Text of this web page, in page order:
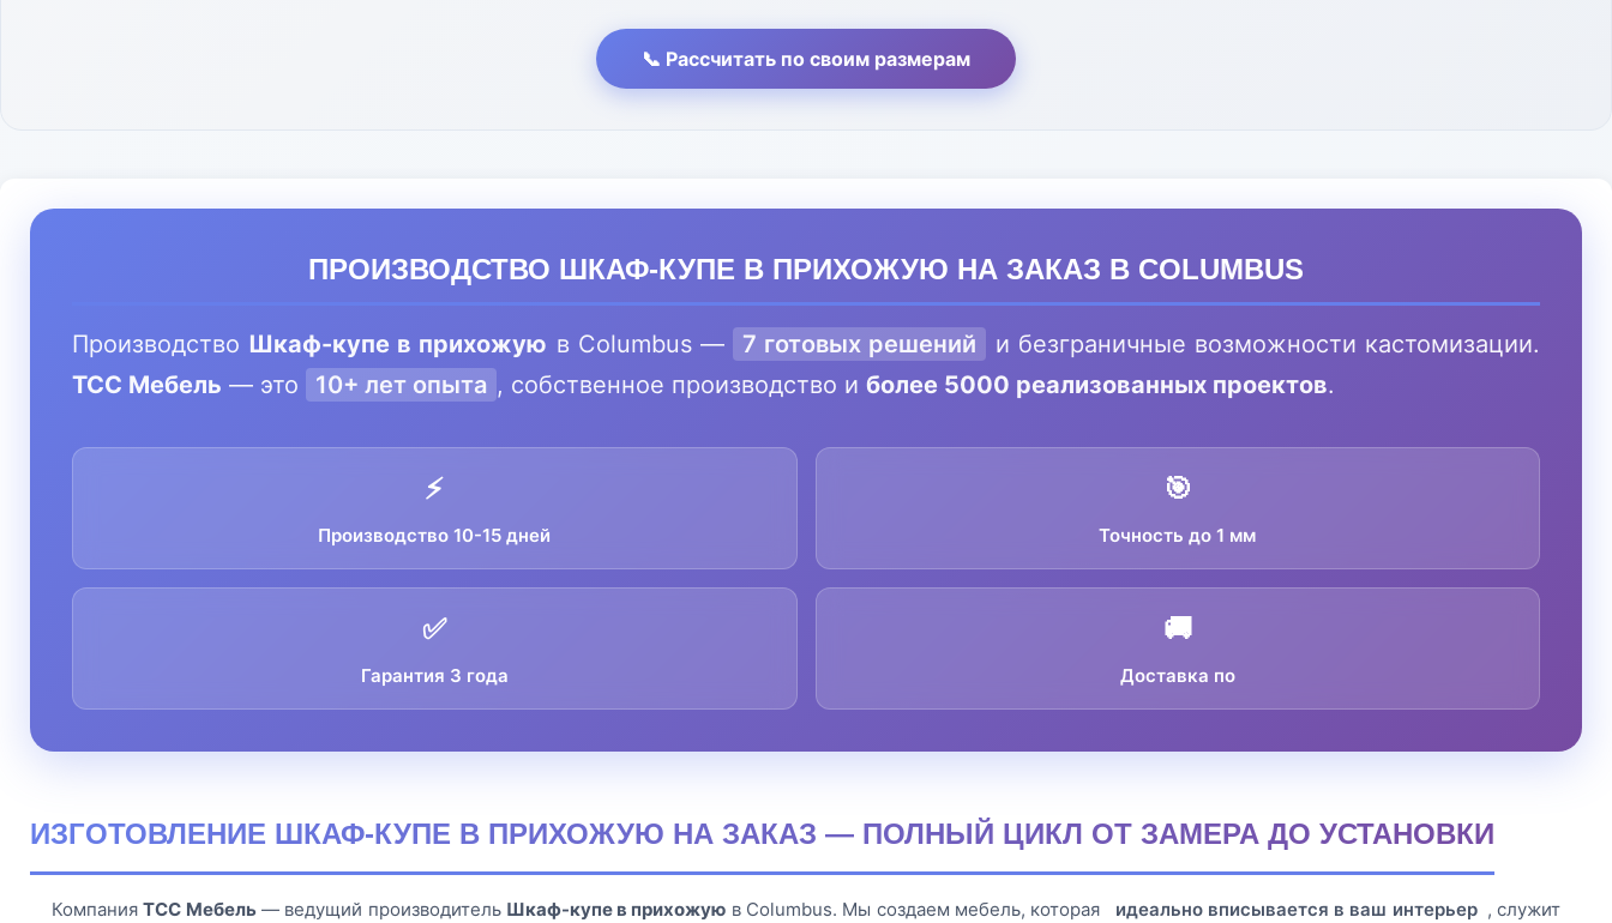
📞 Рассчитать по своим размерам
ПРОИЗВОДСТВО ШКАФ-КУПЕ В ПРИХОЖУЮ НА ЗАКАЗ В COLUMBUS
Производство Шкаф-купе в прихожую в Columbus — 7 готовых решений
и безграничные возможности кастомизации.
ТСС Мебель — это 10+ лет опыта , собственное производство и более 5000 реализованных проектов.
⚡
Производство 10-15 дней
🎯
Точность до 1 мм
✅
Гарантия 3 года
🚚
Доставка по
ИЗГОТОВЛЕНИЕ ШКАФ-КУПЕ В ПРИХОЖУЮ НА ЗАКАЗ — ПОЛНЫЙ ЦИКЛ ОТ ЗАМЕРА ДО УСТАНОВКИ
КомпанияТСС Мебель— ведущий производитель Шкаф-купе в прихожую в Columbus. Мы создаем мебель, которая идеально вписывается в ваш интерьер , служит